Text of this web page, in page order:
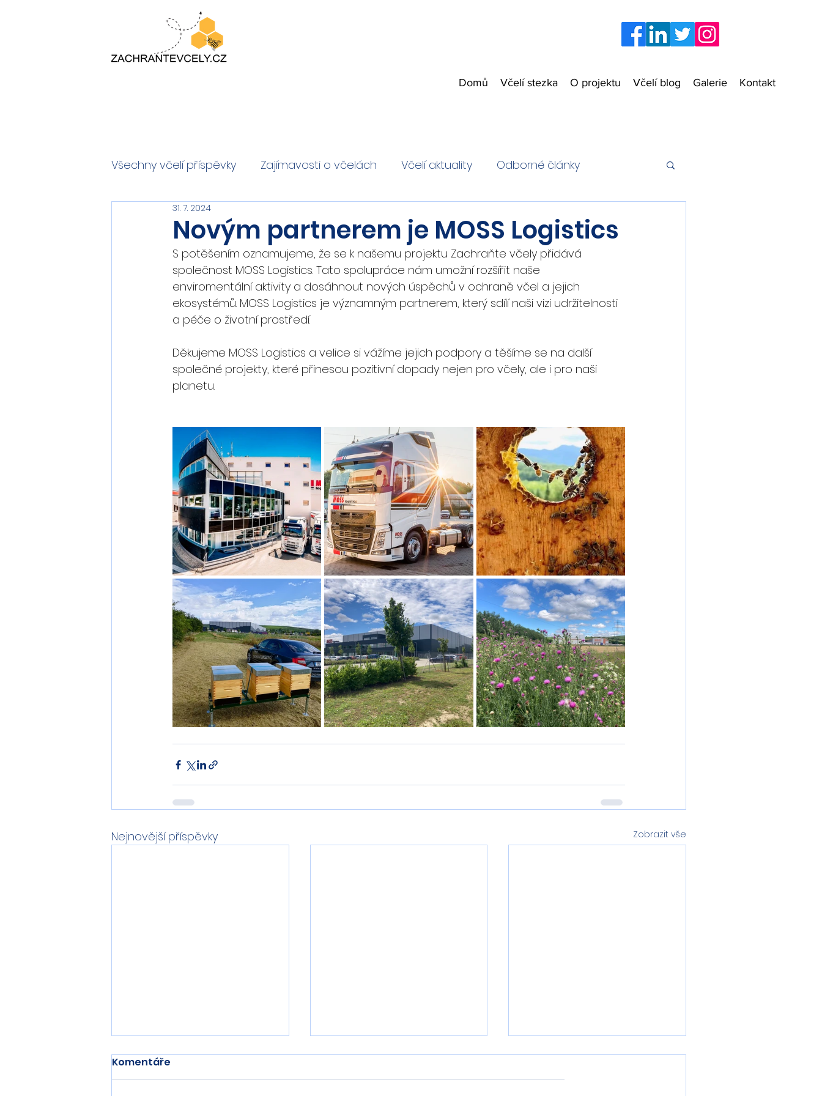
Domů Včelí stezka O projektu Včelí blog Galerie Kontakt
Všechny včelí příspěvky Zajímavosti o včelách Včelí aktuality Odborné články
Novým partnerem je MOSS Logistics
31. 7. 2024
S potěšením oznamujeme, že se k našemu projektu Zachraňte včely přidává
společnost MOSS Logistics. Tato spolupráce nám umožní rozšířit naše
enviromentální aktivity a dosáhnout nových úspěchů v ochraně včel a jejich
ekosystémů. MOSS Logistics je významným partnerem, který sdílí naši vizi udržitelnosti
a péče o životní prostředí.
Děkujeme MOSS Logistics a velice si vážíme jejich podpory a těšíme se na další
společné projekty, které přinesou pozitivní dopady nejen pro včely, ale i pro naši
planetu.
Nejnovější příspěvky Zobrazit vše
Komentáře